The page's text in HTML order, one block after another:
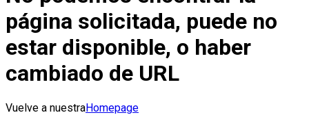
página solicitada, puede no
estar disponible, o haber
cambiado de URL
Vuelve a nuestraHomepage